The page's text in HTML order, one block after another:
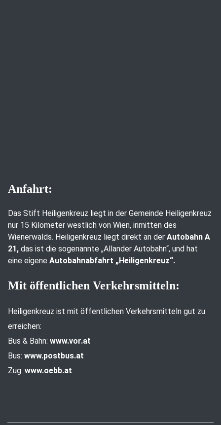
Anfahrt:
Das Stift Heiligenkreuz liegt in der Gemeinde Heiligenkreuz
nur 15 Kilometer westlich von Wien, inmitten des
Wienerwalds. Heiligenkreuz liegt direkt an der Autobahn A
21, das ist die sogenannte „Allander Autobahn“, und hat
eine eigene Autobahnabfahrt „Heiligenkreuz“.
Mit öffentlichen Verkehrsmitteln:
Heiligenkreuz ist mit öffentlichen Verkehrsmitteln gut zu
erreichen:
Bus & Bahn: www.vor.at
Bus: www.postbus.at
Zug: www.oebb.at